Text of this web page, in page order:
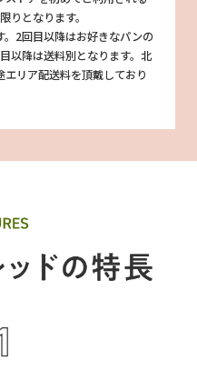
りとなります。
2回目以降はお好きなパンの
以降は送料別となります。北
リア配送料を頂戴しており